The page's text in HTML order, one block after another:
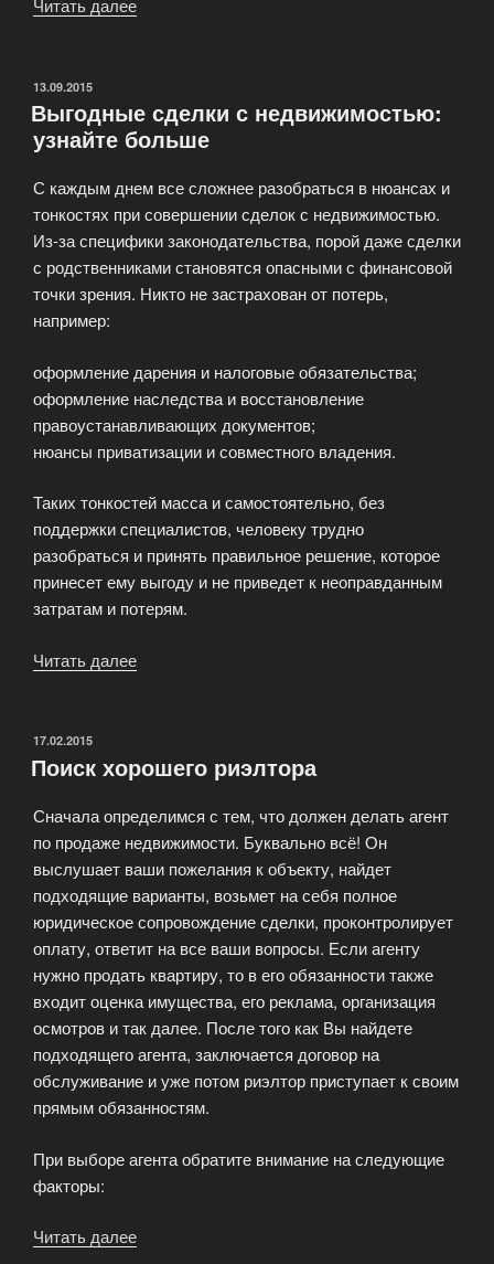
Читать далее
возможно,
но
ли
смысл?»
ОПУБЛИКОВАНО
13.09.2015
Выгодные сделки с недвижимостью:
узнайте больше
С каждым днем все сложнее разобраться в нюансах и
тонкостях при совершении сделок с недвижимостью.
Из-за специфики законодательства, порой даже сделки
с родственниками становятся опасными с финансовой
точки зрения. Никто не застрахован от потерь,
например:
оформление дарения и налоговые обязательства;
оформление наследства и восстановление
правоустанавливающих документов;
нюансы приватизации и совместного владения.
Таких тонкостей масса и самостоятельно, без
поддержки специалистов, человеку трудно
разобраться и принять правильное решение, которое
принесет ему выгоду и не приведет к неоправданным
затратам и потерям.
Читать далее
узнайте
ОПУБЛИКОВАНО
17.02.2015
Поиск хорошего риэлтора
Сначала определимся с тем, что должен делать агент
по продаже недвижимости. Буквально всё! Он
выслушает ваши пожелания к объекту, найдет
подходящие варианты, возьмет на себя полное
юридическое сопровождение сделки, проконтролирует
оплату, ответит на все ваши вопросы. Если агенту
нужно продать квартиру, то в его обязанности также
входит оценка имущества, его реклама, организация
осмотров и так далее. После того как Вы найдете
подходящего агента, заключается договор на
обслуживание и уже потом риэлтор приступает к своим
прямым обязанностям.
При выборе агента обратите внимание на следующие
факторы:
Читать далее